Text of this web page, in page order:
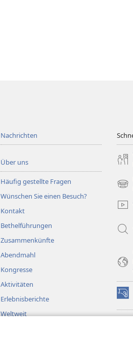
Nachrichten
Über uns
Häufig gestellte Fragen
Wünschen Sie einen Besuch?
Kontakt
Bethelführungen
Zusammenkünfte
Abendmahl
Kongresse
Aktivitäten
Erlebnisberichte
Weltweit